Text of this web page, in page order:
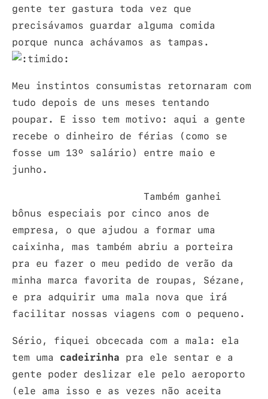
gente ter gastura toda vez que
precisávamos guardar alguma comida
porque nunca achávamos as tampas.
Meu instintos consumistas retornaram com
tudo depois de uns meses tentando
poupar. E isso tem motivo: aqui a gente
recebe o dinheiro de férias (como se
fosse um 13º salário) entre maio e
junho.
Também ganhei
bônus especiais por cinco anos de
empresa, o que ajudou a formar uma
caixinha, mas também abriu a porteira
pra eu fazer o meu pedido de verão da
minha marca favorita de roupas, Sézane,
e pra adquirir uma mala nova que irá
facilitar nossas viagens com o pequeno.
Sério, fiquei obcecada com a mala: ela
tem uma cadeirinha pra ele sentar e a
gente poder deslizar ele pelo aeroporto
(ele ama isso e as vezes não aceita